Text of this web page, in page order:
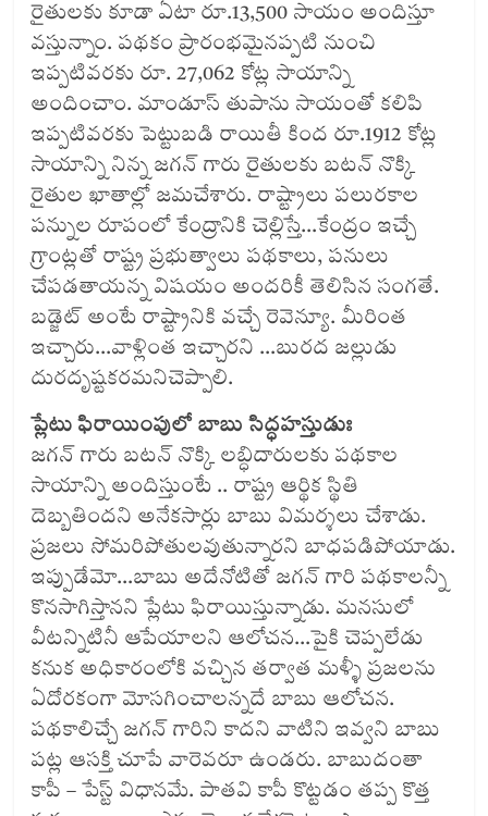
రైతులకు కూడా ఏటా రూ.13,500 సాయం అందిస్తూ
వస్తున్నాం. పథకం ప్రారంభమైనప్పటి నుంచి
ఇప్పటివరకు రూ. 27,062 కోట్ల సాయాన్ని
అందించాం. మాండూస్ తుపాను సాయంతో కలిపి
ఇప్పటివరకు పెట్టుబడి రాయితీ కింద రూ.1912 కోట్ల
సాయాన్ని నిన్న జగన్‌ గారు రైతులకు బటన్‌ నొక్కి
రైతుల ఖాతాల్లో జమచేశారు. రాష్ట్రాలు పలురకాల
పన్నుల రూపంలో కేంద్రానికి చెల్లిస్తే…కేంద్రం ఇచ్చే
గ్రాంట్లతో రాష్ట్ర ప్రభుత్వాలు పథకాలు, పనులు
చేపడతాయన్న విషయం అందరికీ తెలిసిన సంగతే.
బడ్జెట్‌ అంటే రాష్ట్రానికి వచ్చే రెవెన్యూ. మీరింత
ఇచ్చారు…వాళ్లింత ఇచ్చారని …బురద జల్లుడు
దురదృష్టకరమనిచెప్పాలి.
ప్లేటు ఫిరాయింపులో బాబు సిద్ధహస్తుడుః
జగన్‌ గారు బటన్‌ నొక్కి లబ్ధిదారులకు పథకాల
సాయాన్ని అందిస్తుంటే .. రాష్ట్ర ఆర్థిక స్థితి
దెబ్బతిందని అనేకసార్లు బాబు విమర్శలు చేశాడు.
ప్రజలు సోమరిపోతులవుతున్నారని బాధపడిపోయాడు.
ఇప్పుడేమో…బాబు అదేనోటితో జగన్‌ గారి పథకాలన్నీ
కొనసాగిస్తానని ప్లేటు ఫిరాయిస్తున్నాడు. మనసులో
వీటన్నిటినీ ఆపేయాలని ఆలోచన…పైకి చెప్పలేడు
కనుక అధికారంలోకి వచ్చిన తర్వాత మళ్ళీ ప్రజలను
ఏదోరకంగా మోసగించాలన్నదే బాబు ఆలోచన.
పథకాలిచ్చే జగన్‌ గారిని కాదని వాటిని ఇవ్వని బాబు
పట్ల ఆసక్తి చూపే వారెవరూ ఉండరు. బాబుదంతా
కాపీ – పేస్ట్‌ విధానమే. పాతవి కాపీ కొట్టడం తప్ప కొత్త